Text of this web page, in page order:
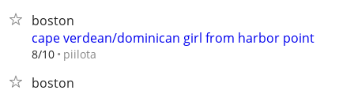
boston
cape verdean/dominican girl from harbor point
8/10 piilota
boston